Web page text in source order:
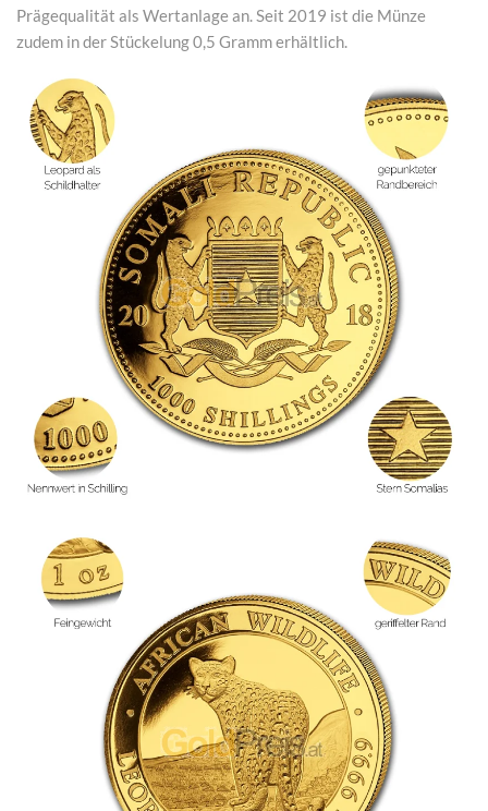
Prägequalität als Wertanlage an. Seit 2019 ist die Münze
zudem in der Stückelung 0,5 Gramm erhältlich.